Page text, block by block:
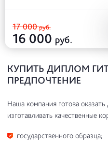
17 000руб.
16 000 руб.
КУПИТЬ ДИПЛОМ
ПРЕДПОЧТЕНИЕ
Наша компания готова
изготавливать качественные
государственного образца;